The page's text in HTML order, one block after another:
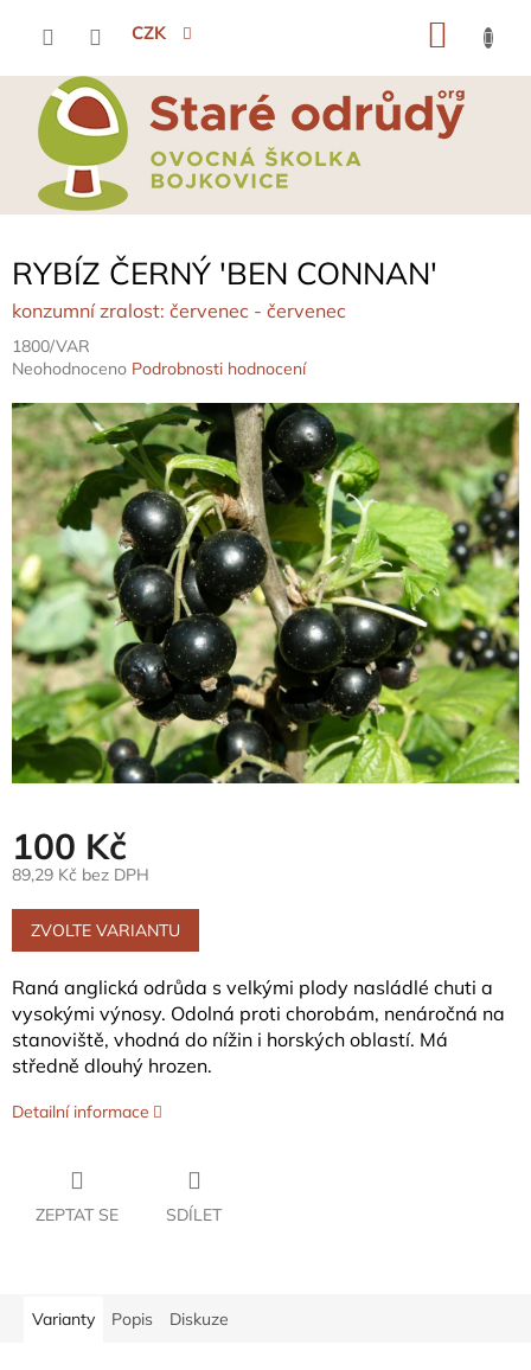
CZK
RYBÍZ ČERNÝ 'BEN CONNAN'
konzumní zralost: červenec - červenec
1800/VAR
Průměrné
produktu
je
0,0
z
5
hvězdiček.
Neohodnoceno Podrobnosti hodnocení
100 Kč
89,29 Kč bez DPH
Měrná
cena:
ZVOLTE VARIANTU
Raná anglická odrůda s velkými plody nasládlé chuti a
vysokými výnosy. Odolná proti chorobám, nenáročná na
stanoviště, vhodná do nížin i horských oblastí. Má
středně dlouhý hrozen.
Detailní informace
ZEPTAT SE SDÍLET
Varianty Popis Diskuze